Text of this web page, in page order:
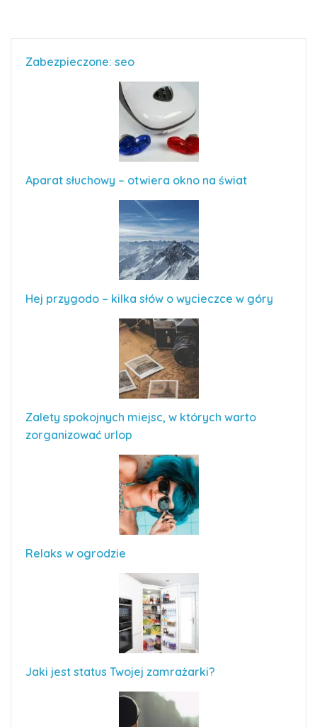
Zabezpieczone: seo
Aparat słuchowy – otwiera okno na świat
Hej przygodo – kilka słów o wycieczce w góry
Zalety spokojnych miejsc, w których warto
zorganizować urlop
Relaks w ogrodzie
Jaki jest status Twojej zamrażarki?